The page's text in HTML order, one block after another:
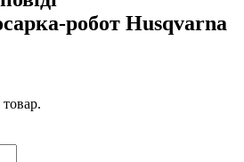
робот Husqvarna